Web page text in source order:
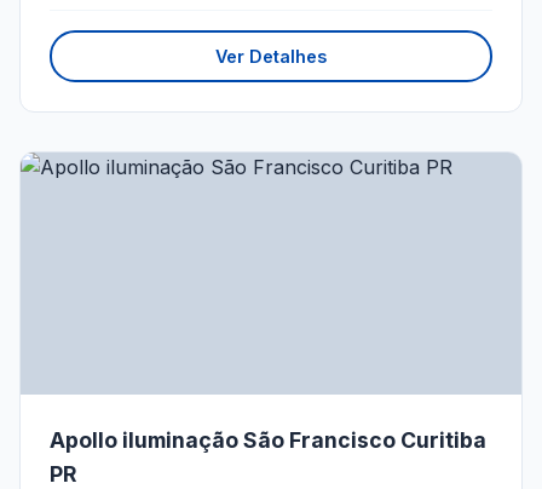
Ver Detalhes
Apollo iluminação São Francisco Curitiba
PR